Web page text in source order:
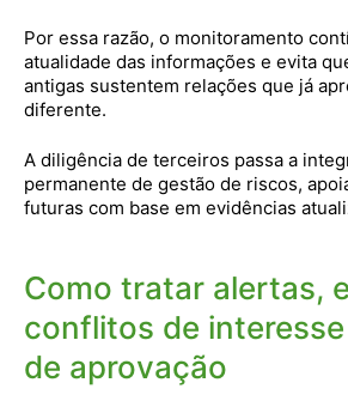
Por essa razão, o monitoramento
atualidade das informações e evita
antigas sustentem relações que já
diferente.
A diligência de terceiros passa a
permanente de gestão de riscos,
futuras com base em evidências
Como tratar alertas,
conflitos de
de aprovação